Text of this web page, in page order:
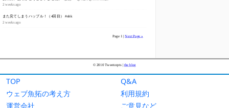
TOP
Q&A
ウェブ魚拓の考え方
利用規約
運営会社
ご意見など